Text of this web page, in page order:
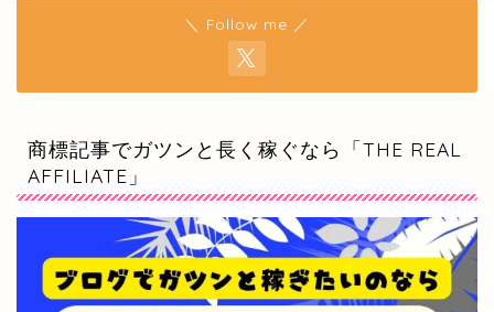
＼ Follow me ／
商標記事でガツンと長く稼ぐなら「THE REAL
AFFILIATE」